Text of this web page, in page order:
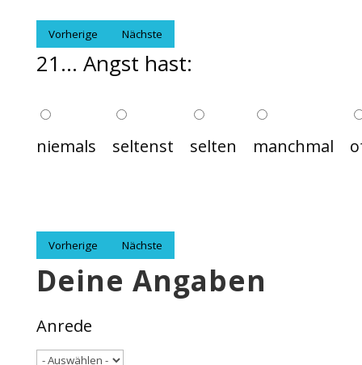
Vorherige Nächste
21... Angst hast:
niemals seltenst selten manchmal
Vorherige Nächste
Deine Angaben
Anrede